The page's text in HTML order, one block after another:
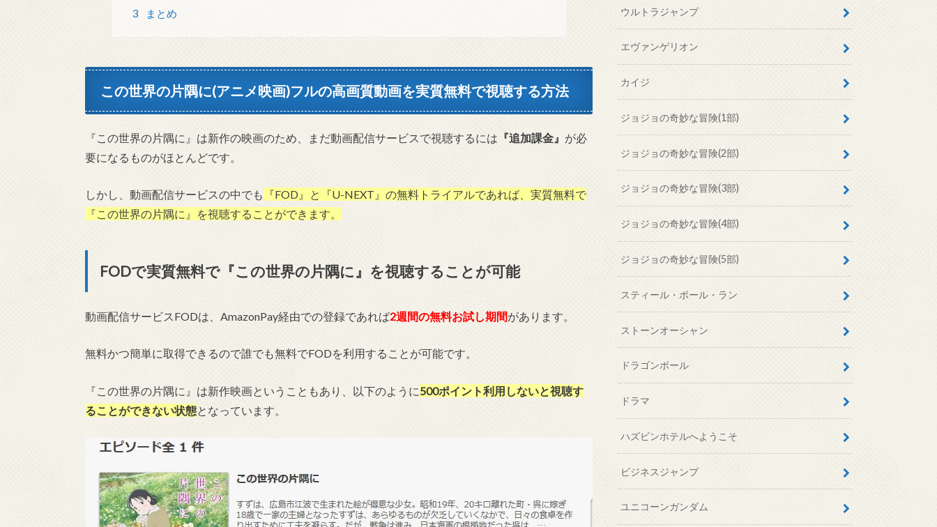
3 まとめ
この世界の片隅に(アニメ映画)フルの高画質動画を実質無料で視聴する方法
『この世界の片隅に』は新作の映画のため、まだ動画配信サービスで視聴するには 『追加課金』 が必
要になるものがほとんどです。
しかし、動画配信サービスの中でも 『FOD』と『U-NEXT』の無料トライアルであれば、実質無料で
『この世界の片隅に』を視聴することができます。
FODで実質無料で『この世界の片隅に』を視聴することが可能
動画配信サービスFODは、AmazonPay経由での登録であれば2週間の無料お試し期間があります。
無料かつ簡単に取得できるので誰でも無料でFODを利用することが可能です。
『この世界の片隅に』は新作映画ということもあり、以下のように500ポイント利用しないと視聴す
ることができない状態となっています。
ウルトラジャンプ
エヴァンゲリオン
カイジ
ジョジョの奇妙な冒険(1部)
ジョジョの奇妙な冒険(2部)
ジョジョの奇妙な冒険(3部)
ジョジョの奇妙な冒険(4部)
ジョジョの奇妙な冒険(5部)
スティール・ボール・ラン
ストーンオーシャン
ドラゴンボール
ドラマ
ハズビンホテルへようこそ
ビジネスジャンプ
ユニコーンガンダム